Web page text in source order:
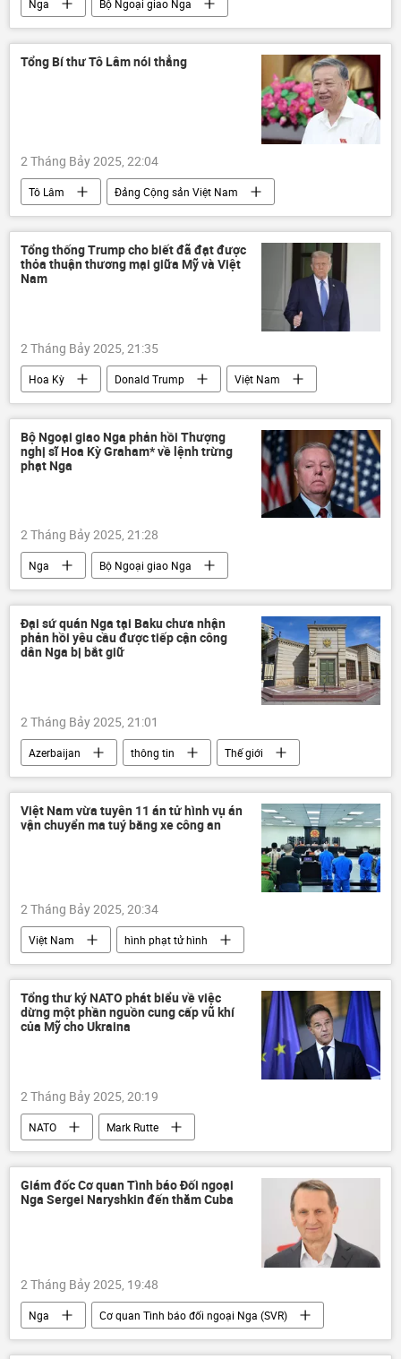
Nga
Bộ Ngoại giao Nga
Maria Zakharova
Liên Hợp Quốc
Antonio Guterres
Tổng Bí thư Tô Lâm nói thẳng
2 Tháng Bảy 2025, 22:04
Tô Lâm
Đảng Cộng sản Việt Nam
thông tin
Kinh tế
Chính trị
Việt Nam
Tổng thống Trump cho biết đã đạt được
thỏa thuận thương mại giữa Mỹ và Việt
Nam
2 Tháng Bảy 2025, 21:35
Hoa Kỳ Donald Trump
Việt Nam
thông tin
Thế giới
Chính trị
Kinh tế
phương Tây thương mại
Bộ Ngoại giao Nga phản hồi Thượng
nghị sĩ Hoa Kỳ Graham* về lệnh trừng
phạt Nga
2 Tháng Bảy 2025, 21:28
Nga
Bộ Ngoại giao Nga
Maria Zakharova
Hoa Kỳ
Lindsey Graham
trừng phạt
Các biện pháp trừng phạt chống Nga
Donald Trump
Đại sứ quán Nga tại Baku chưa nhận
phản hồi yêu cầu được tiếp cận công
dân Nga bị bắt giữ
2 Tháng Bảy 2025, 21:01
Azerbaijan thông tin
Thế giới
Nga
Sputnik
Hãng thông tấn và đài phát thanh Sputnik
bắt giữ
MIA Rossiya Segodnya
Liên Hợp Quốc
Việt Nam vừa tuyên 11 án tử hình vụ án
vận chuyển ma tuý bằng xe công an
2 Tháng Bảy 2025, 20:34
Việt Nam
hình phạt tử hình
Hà Nội
Pháp luật
thông tin
ma túy
tội phạm công an
Tổng thư ký NATO phát biểu về việc
dừng một phần nguồn cung cấp vũ khí
của Mỹ cho Ukraina
2 Tháng Bảy 2025, 20:19
NATO
Mark Rutte
Chiến dịch quân sự đặc biệt tại Ukraina
Hoa Kỳ
Ukraina
Cuộc khủng hoảng ở Ukraina
Nga
Giám đốc Cơ quan Tình báo Đối ngoại
Nga Sergei Naryshkin đến thăm Cuba
2 Tháng Bảy 2025, 19:48
Nga
Cơ quan Tình báo đối ngoại Nga (SVR)
Cuba
Miguel Diaz-Kanel quan hệ